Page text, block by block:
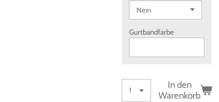
Gurtbandfarbe
In den
Warenkorb